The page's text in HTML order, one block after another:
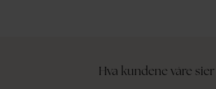
Hva kundene våre sier